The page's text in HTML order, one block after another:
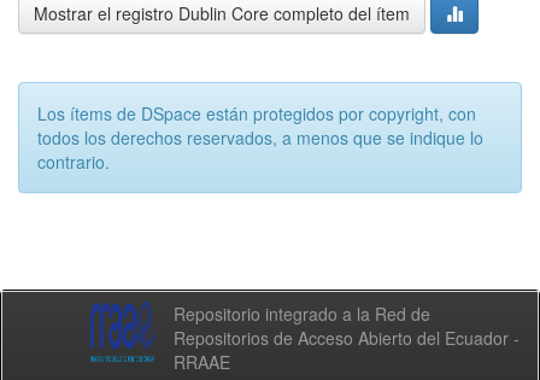
Mostrar el registro Dublin Core completo del ítem
Los ítems de DSpace están protegidos por copyright, con
todos los derechos reservados, a menos que se indique lo
contrario.
Repositorio integrado a la Red de
Repositorios de Acceso Abierto del Ecuador -
RRAAE